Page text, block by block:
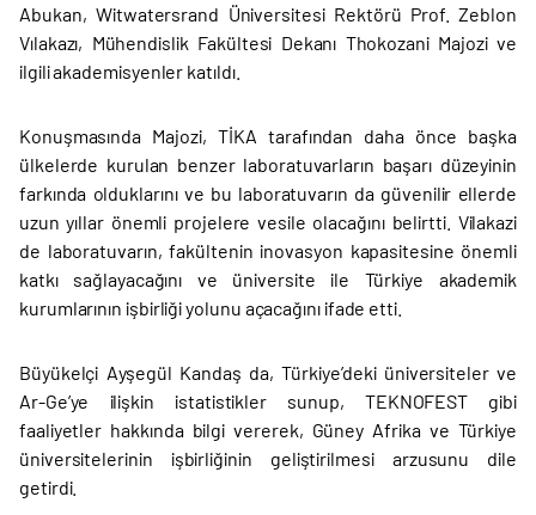
Abukan, Witwatersrand Üniversitesi Rektörü Prof. Zeblon
Vılakazı, Mühendislik Fakültesi Dekanı Thokozani Majozi ve
ilgili akademisyenler katıldı.
Konuşmasında Majozi, TİKA tarafından daha önce başka
ülkelerde kurulan benzer laboratuvarların başarı düzeyinin
farkında olduklarını ve bu laboratuvarın da güvenilir ellerde
uzun yıllar önemli projelere vesile olacağını belirtti. Vilakazi
de laboratuvarın, fakültenin inovasyon kapasitesine önemli
katkı sağlayacağını ve üniversite ile Türkiye akademik
kurumlarının işbirliği yolunu açacağını ifade etti.
Büyükelçi Ayşegül Kandaş da, Türkiye’deki üniversiteler ve
Ar-Ge’ye ilişkin istatistikler sunup, TEKNOFEST gibi
faaliyetler hakkında bilgi vererek, Güney Afrika ve Türkiye
üniversitelerinin işbirliğinin geliştirilmesi arzusunu dile
getirdi.